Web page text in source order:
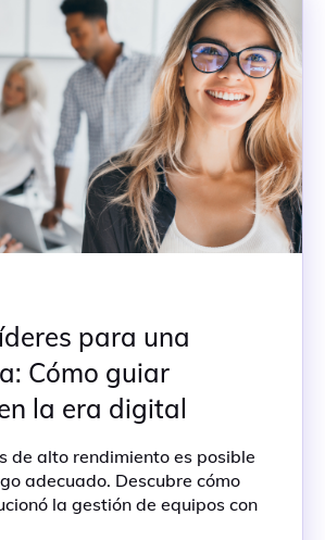
para una
Cómo guiar
la era digital
de alto rendimiento es posible
adecuado. Descubre cómo
la gestión de equipos con